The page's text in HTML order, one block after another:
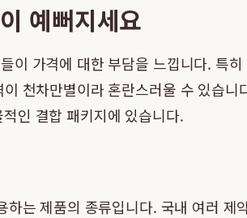
예뻐지세요
이 가격에 대한 부담을 느낍니다. 특
천차만별이라 혼란스러울 수 있습
인 결합 패키지에 있습니다.
는 제품의 종류입니다. 국내 여러